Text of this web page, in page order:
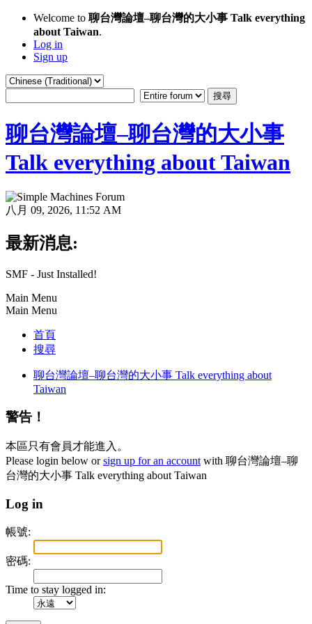
Welcome to 聊台灣論壇–聊台灣的大小事 Talk everything
about Taiwan.
Log in
Sign up
聊台灣論壇–聊台灣的大小事
Talk everything about Taiwan
八月 09, 2026, 11:52 AM
最新消息:
SMF - Just Installed!
Main Menu
Main Menu
首頁
搜尋
聊台灣論壇–聊台灣的大小事 Talk everything about
Taiwan
警告！
本區只有會員才能進入。
Please login below orsign up for an account with 聊台灣論壇–聊
台灣的大小事 Talk everything about Taiwan
Log in
帳號:
密碼:
Time to stay logged in: